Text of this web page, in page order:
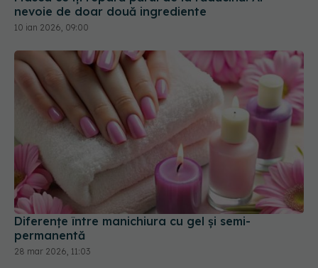
10 ian 2026, 09:00
Diferențe între manichiura cu gel și semi-
permanentă
28 mar 2026, 11:03